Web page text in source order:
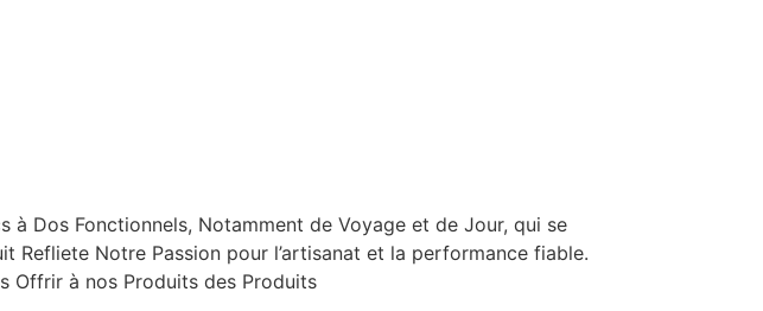
Dos Fonctionnels, Notamment de Voyage et de Jour, qui se
Notre Passion pour l’artisanat et la performance fiable.
Offrir à nos Produits des Produits